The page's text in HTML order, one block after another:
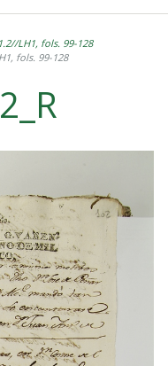
LH1, fols. 99-128
fols. 99-128